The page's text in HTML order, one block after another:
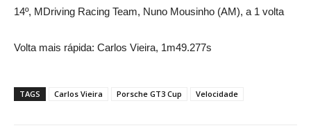
14º, MDriving Racing Team, Nuno Mousinho (AM), a 1 volta
Volta mais rápida: Carlos Vieira, 1m49.277s
TAGS Carlos Vieira Porsche GT3 Cup Velocidade